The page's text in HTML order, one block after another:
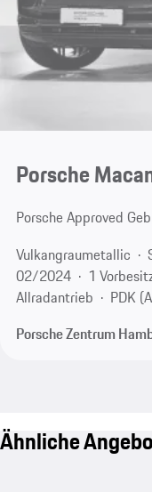
Porsche
Porsche Approved
Vulkangraumetallic
02/2024
1
Allradantrieb
PDK
Porsche Zentrum
Ähnliche